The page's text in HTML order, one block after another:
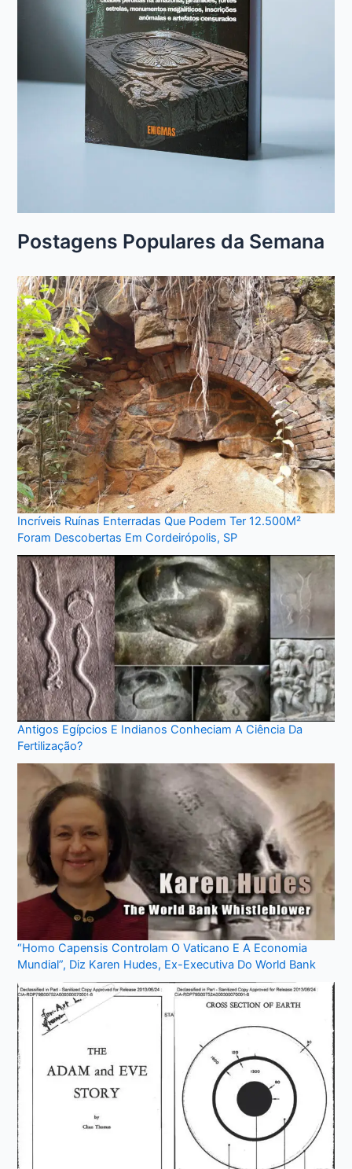
Postagens Populares da Semana
Incríveis Ruínas Enterradas Que Podem Ter 12.500M²
Foram Descobertas Em Cordeirópolis, SP
Antigos Egípcios E Indianos Conheciam A Ciência Da
Fertilização?
“Homo Capensis Controlam O Vaticano E A Economia
Mundial”, Diz Karen Hudes, Ex-Executiva Do World Bank